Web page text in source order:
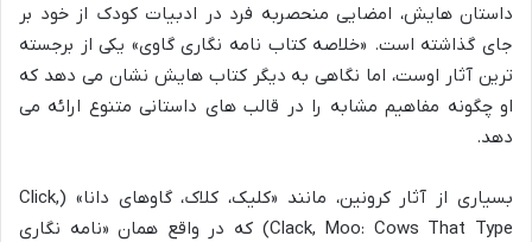
داستان هایش، امضایی منحصربه فرد در ادبیات کودک از خود بر
جای گذاشته است. «خلاصه کتاب نامه نگاری گاوی» یکی از برجسته
ترین آثار اوست، اما نگاهی به دیگر کتاب هایش نشان می دهد که
او چگونه مفاهیم مشابه را در قالب های داستانی متنوع ارائه می
دهد.
بسیاری از آثار کرونین، مانند «کلیک، کلاک، گاوهای دانا» (Click,
Clack, Moo: Cows That Type) که در واقع همان «نامه نگاری